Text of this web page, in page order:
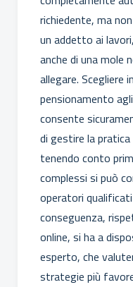
richiedente, ma
un addetto ai
anche di una mole
allegare. Scegliere
pensionamento
consente
di gestire la
tenendo conto
complessi si può
operatori
conseguenza,
online, si ha a
esperto, che
strategie più